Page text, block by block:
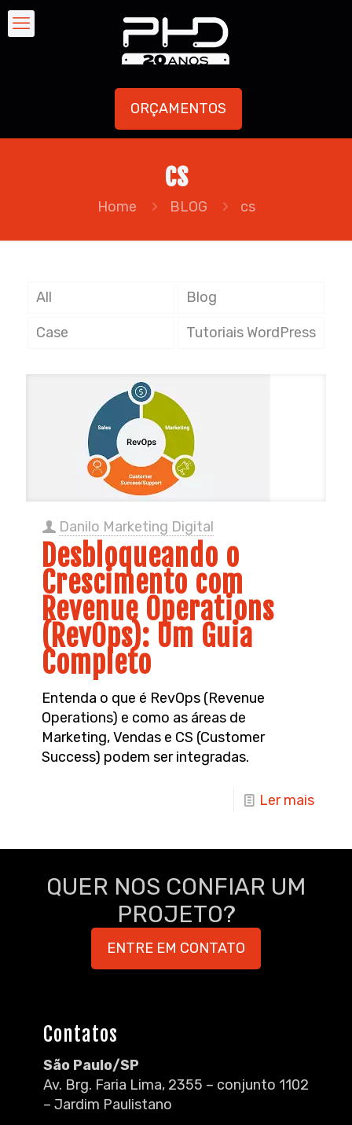
ORÇAMENTOS
cs
Home BLOG cs
All Blog
Case Tutoriais WordPress
Danilo Marketing Digital
Desbloqueando o
Crescimento com
Revenue Operations
(RevOps): Um Guia
Completo
Entenda o que é RevOps (Revenue
Operations) e como as áreas de
Marketing, Vendas e CS (Customer
Success) podem ser integradas.
Ler mais
QUER NOS CONFIAR UM
PROJETO?
ENTRE EM CONTATO
Contatos
São Paulo/SP
Av. Brg. Faria Lima, 2355 – conjunto 1102
– Jardim Paulistano